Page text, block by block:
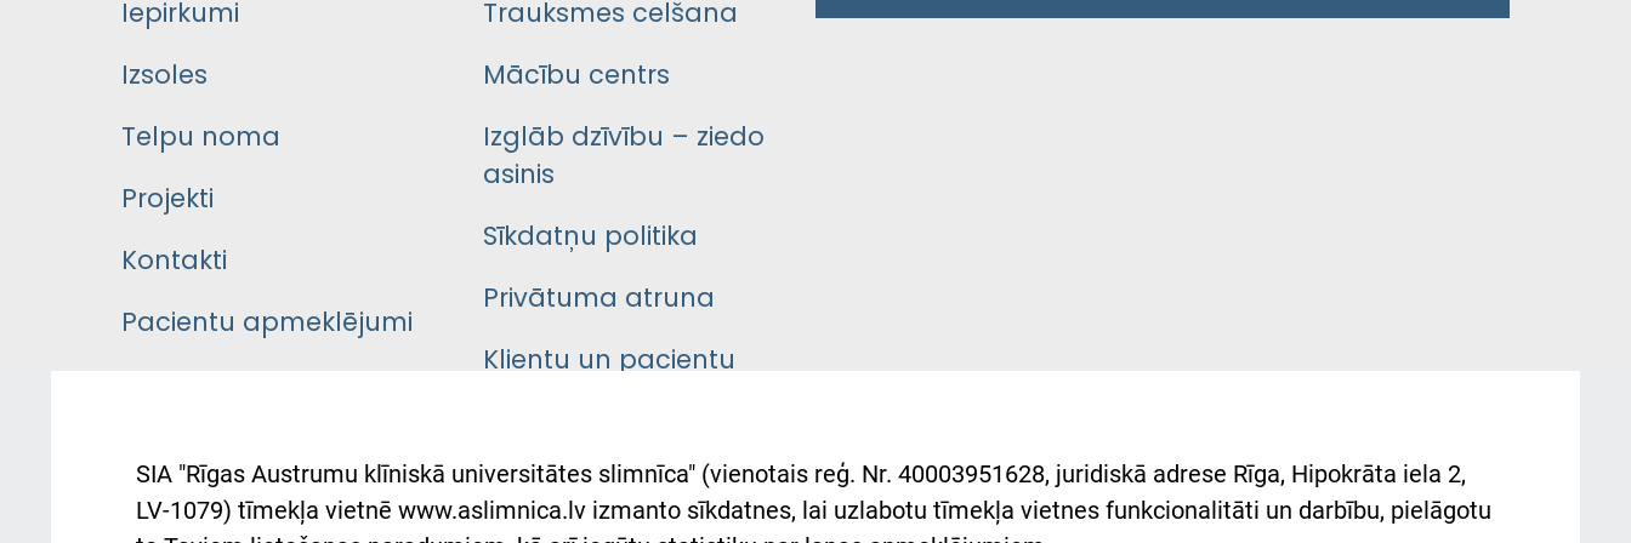
Iepirkumi
Izsoles
Telpu noma
Projekti
Kontakti
Pacientu apmeklējumi
Pacienta
atsauksmju/sūdzību
Trauksmes celšana
Mācību centrs
Izglāb dzīvību – ziedo
asinis
Sīkdatņu politika
Privātuma atruna
Klientu un pacientu
Austrumu slimnīcas
atbalsts Ukrainai
SIA "Rīgas Austrumu klīniskā universitātes slimnīca" (vienotais reģ. Nr. 40003951628, juridiskā adrese Rīga, Hipokrāta iela 2,
LV-1079) tīmekļa vietnē www.aslimnica.lv izmanto sīkdatnes, lai uzlabotu tīmekļa vietnes funkcionalitāti un darbību, pielāgotu